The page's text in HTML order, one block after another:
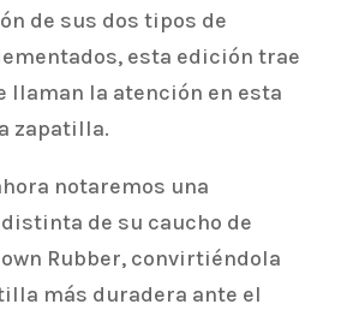
de sus dos tipos de
esta edición trae
llaman la atención en esta
zapatilla.
notaremos una
de su caucho de
Rubber, convirtiéndola
más duradera ante el